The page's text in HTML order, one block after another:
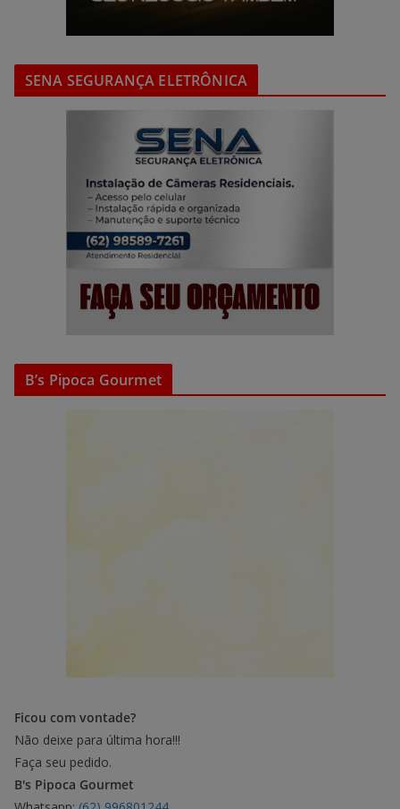
SENA SEGURANÇA ELETRÔNICA
B’s Pipoca Gourmet
Ficou com vontade?
Não deixe para última hora!!!
Faça seu pedido.
B's Pipoca Gourmet